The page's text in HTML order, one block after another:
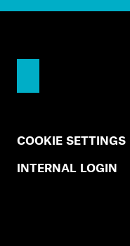
COOKIE SETTINGS
INTERNAL LOGIN